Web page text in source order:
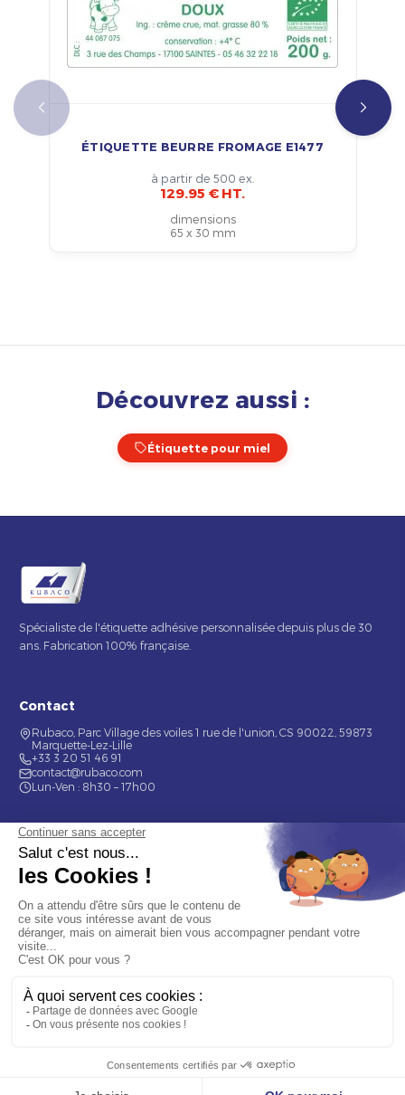
ÉTIQUETTE BEURRE FROMAGE E1477
à partir de 500 ex.
129.95 € HT.
dimensions
65 x 30 mm
Découvrez aussi :
Étiquette pour miel
Spécialiste de l'étiquette adhésive personnalisée depuis plus de 30
ans. Fabrication 100% française.
Contact
Rubaco, Parc Village des voiles 1 rue de l'union, CS 90022, 59873
Marquette-Lez-Lille
+33 3 20 51 46 91
contact@rubaco.com
Lun-Ven : 8h30 – 17h00
Nos services
Étiquette alimentaire
Étiquette de bouteilles
Informations
Mentions légales
À propos
Nous contacter